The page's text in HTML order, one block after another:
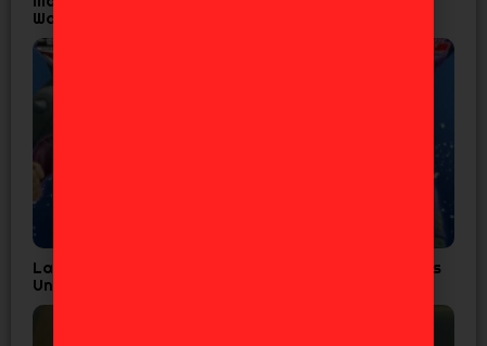
Walpurgisnacht Rising
Las 7 Figuras de JoJo’s que Todo Fan de Diamond is
Unbreakable Necesita